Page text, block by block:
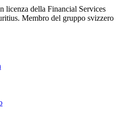
licenza della Financial Services
Membro del gruppo svizzero